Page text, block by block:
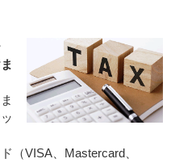
（VISA、Mastercard、